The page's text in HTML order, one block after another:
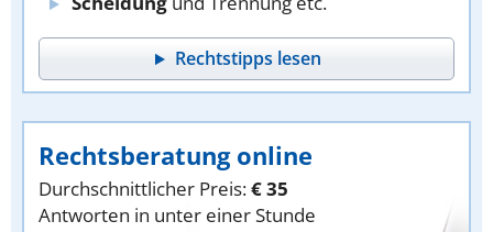
Rechtstipps lesen
Rechtsberatung online
Durchschnittlicher Preis:€ 35
Antworten in unter einer Stunde